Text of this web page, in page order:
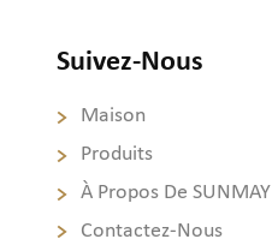
Suivez-Nous
Maison
Produits
À Propos De SUNMAY
Contactez-Nous